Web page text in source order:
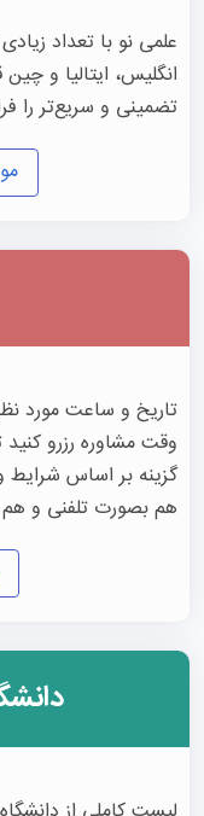
پزشکی و دندونه هم
علمی نو با تعداد
انگلیس، ایتالیا و چین
تضمینی و سریع‌تر را
تاریخ و ساعت مورد
وقت مشاوره رزرو کنید
گزینه بر اساس
هم بصورت تلفنی و